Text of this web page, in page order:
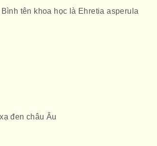
tên khoa học là Ehretia asperula
đen châu Âu